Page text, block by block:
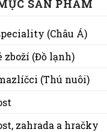
SẢN PHẨM
(Châu Á)
zboží (Đồ lạnh)
(Thú nuôi)
zahrada a hračky